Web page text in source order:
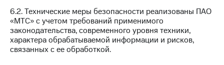
6.2. Технические меры безопасности реализованы ПАО
«МТС» с учетом требований применимого
законодательства, современного уровня техники,
характера обрабатываемой информации и рисков,
связанных с ее обработкой.